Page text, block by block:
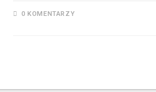
0 KOMENTARZY